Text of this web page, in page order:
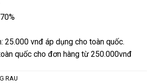
25.000 vnđ áp dụng cho toàn quốc.
quốc cho đơn hàng từ 250.000vnđ
RAU